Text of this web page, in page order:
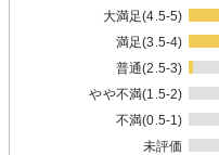
大満足(4.5-5)
満足(3.5-4)
普通(2.5-3)
やや不満(1.5-2)
不満(0.5-1)
未評価